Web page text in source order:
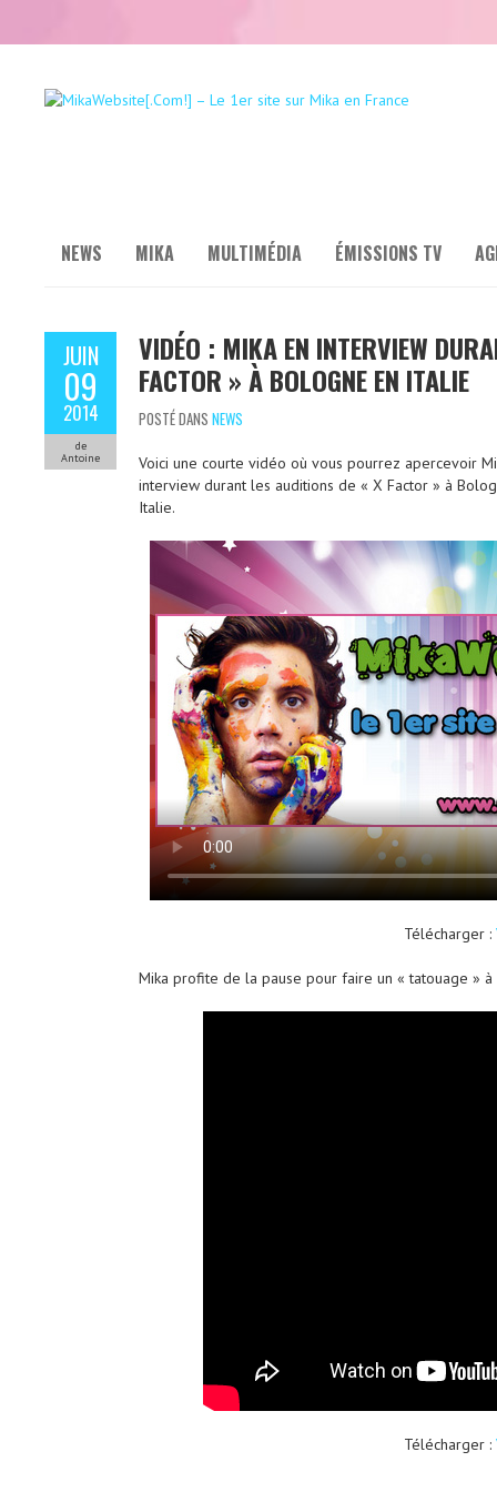
NEWS MIKA MULTIMÉDIA ÉMISSIONS TV
JUIN
09
2014
de
Antoine
VIDÉO : MIKA EN INTERVIEW
FACTOR » À BOLOGNE EN ITALIE
POSTÉ DANS NEWS
Voici une courte vidéo où vous pourrez apercevoir
interview durant les auditions de « X Factor » à
Italie.
Télécharger :
Mika profite de la pause pour faire un «tatouage » à
Télécharger :